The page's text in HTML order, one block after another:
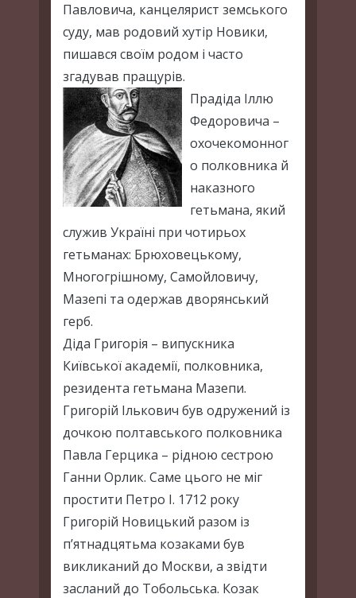
Павловича, канцелярист земського
суду, мав родовий хутір Новики,
пишався своїм родом і часто
згадував пращурів.
Прадіда Іллю
Федоровича –
охочекомонног
о полковника й
наказного
гетьмана, який
служив Україні при чотирьох
гетьманах: Брюховецькому,
Многогрішному, Самойловичу,
Мазепі та одержав дворянський
герб.
Діда Григорія – випускника
Київської академії, полковника,
резидента гетьмана Мазепи.
Григорій Ількович був одружений із
дочкою полтавського полковника
Павла Герцика – рідною сестрою
Ганни Орлик. Саме цього не міг
простити Петро І. 1712 року
Григорій Новицький разом із
п’ятнадцятьма козаками був
викликаний до Москви, а звідти
засланий до Тобольська. Козак